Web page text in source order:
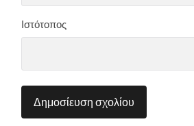
Ιστότοπος